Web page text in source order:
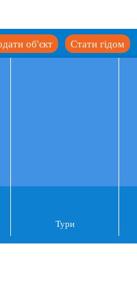
Стати гідом
об'єкт
Тури